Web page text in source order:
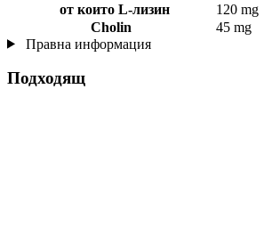
от които L-лизин
120 mg
Cholin
45 mg
Правна информация
Подходящ